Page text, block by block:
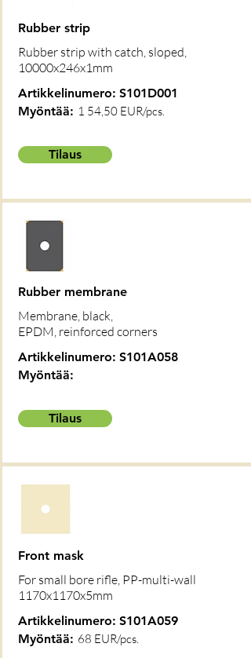
Rubber strip
Rubber strip with catch, sloped,
10000x246x1mm
Artikkelinumero: S101D001
Myöntää: 1 54,50 EUR/pcs.
Tilaus
Rubber membrane
Membrane, black,
EPDM, reinforced corners
Artikkelinumero: S101A058
Myöntää:
Tilaus
Front mask
For small bore rifle, PP-multi-wall
1170x1170x5mm
Artikkelinumero: S101A059
Myöntää: 68 EUR/pcs.